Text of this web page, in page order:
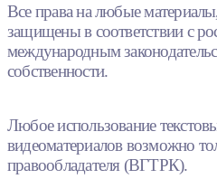
Все права на любые
защищены в соответствии с
международным
собственности.
Любое использование
видеоматериалов возможно
правообладателя (ВГТРК).